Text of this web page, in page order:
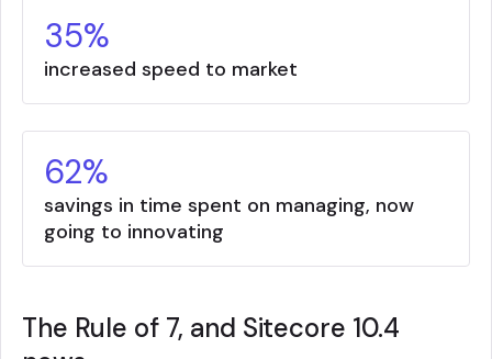
35%
increased speed to market
62%
savings in time spent on managing, now
going to innovating
The Rule of 7, and Sitecore 10.4